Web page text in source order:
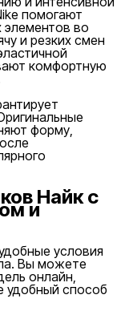
помогают
во
и резких смен
комфортную
форму,
Найк с
и
условия
Вы можете
онлайн,
удобный способ